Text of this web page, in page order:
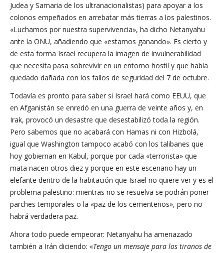
Judea y Samaria de los ultranacionalistas) para apoyar a los
colonos empeñados en arrebatar más tierras a los palestinos.
«Luchamos por nuestra supervivencia», ha dicho Netanyahu
ante la ONU, añadiendo que «estamos ganando». Es cierto y
de esta forma Israel recupera la imagen de invulnerabilidad
que necesita pasa sobrevivir en un entorno hostil y que había
quedado dañada con los fallos de seguridad del 7 de octubre.
Todavía es pronto para saber si Israel hará como EEUU, que
en Afganistán se enredó en una guerra de veinte años y, en
Irak, provocó un desastre que desestabilizó toda la región.
Pero sabemos que no acabará con Hamas ni con Hizbolá,
igual que Washington tampoco acabó con los talibanes que
hoy gobiernan en Kabul, porque por cada «terrorista» que
mata nacen otros diez y porque en este escenario hay un
elefante dentro de la habitación que Israel no quiere ver y es el
problema palestino: mientras no se resuelva se podrán poner
parches temporales o la «paz de los cementerios», pero no
habrá verdadera paz.
Ahora todo puede empeorar: Netanyahu ha amenazado
también a Irán diciendo: «Tengo un mensaje para los tiranos de